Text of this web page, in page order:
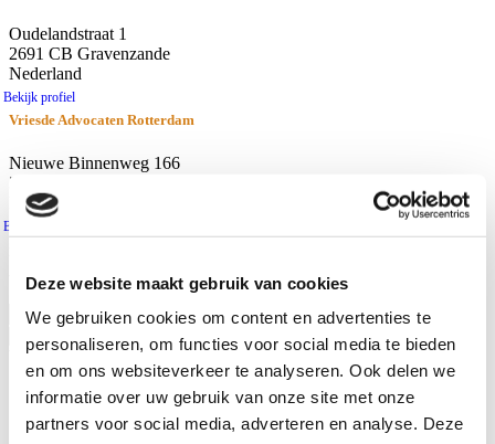
Deze website maakt gebruik van cookies
We gebruiken cookies om content en advertenties te
personaliseren, om functies voor social media te bieden
en om ons websiteverkeer te analyseren. Ook delen we
informatie over uw gebruik van onze site met onze
partners voor social media, adverteren en analyse. Deze
Oudelandstraat 1
2691 CB Gravenzande
Nederland
Bekijk profiel
Vriesde Advocaten Rotterdam
Nieuwe Binnenweg 166
3015 BH Rotterdam
Nederland
Bekijk profiel
Gebruik huidige locatie
Waar zoekt u naar?
Advocaten
Kantoren